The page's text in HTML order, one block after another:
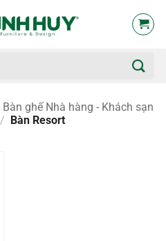
Bàn ghế Nhà hàng - Khách sạn
/ Bàn Resort